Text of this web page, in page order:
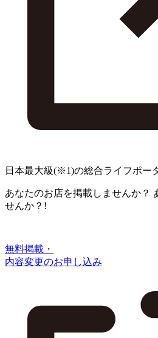
日本最大級(※1)の総合ライフポー
あなたのお店を掲載しませんか？
せんか？!
無料掲載・
内容変更のお申し込み